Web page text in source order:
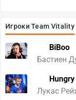
Игроки Team Vitality
BiBoo
Бастиен
Hungry
Лукас